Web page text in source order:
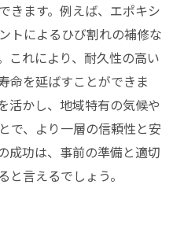
きます。例えば、エポキシ
トによるひび割れの補修な
これにより、耐久性の高い
命を延ばすことができま
活かし、地域特有の気候や
で、より一層の信頼性と安
成功は、事前の準備と適切
と言えるでしょう。